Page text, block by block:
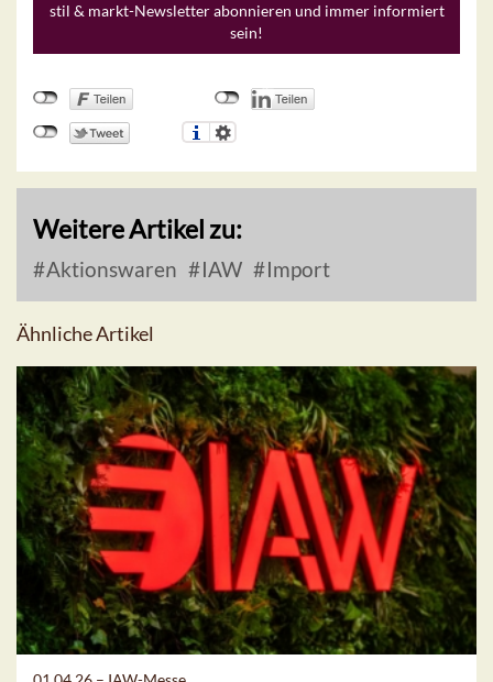
stil & markt-Newsletter abonnieren und immer informiert
sein!
Weitere Artikel zu:
Aktionswaren IAW Import
Ähnliche Artikel